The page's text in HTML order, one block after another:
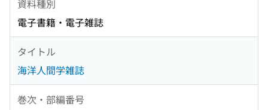
資料種別
電子書籍・電子雑誌
タイトル
海洋人間学雑誌
巻次・部編番号